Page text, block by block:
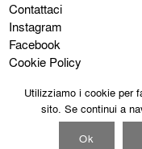
Contattaci
Instagram
Facebook
Cookie Policy
Utilizziamo i cookie per
sito. Se continui a
Ok